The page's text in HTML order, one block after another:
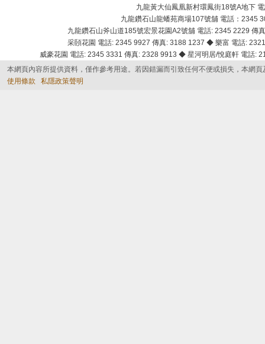
九龍黃大仙鳳凰新村環鳳街18號A地下
九龍鑽石山龍蟠苑商場107號舖 電話：2345
九龍鑽石山斧山道185號宏景花園A2號舖 電話: 2345 2229
采頣花園 電話: 2345 9927 傳真: 3188 1237 ◆ 樂富 電話:
威豪花園 電話: 2345 3331 傳真: 2328 9913 ◆ 星河明居/悅庭軒 電話
本網頁內容所提供資料，僅作參考用途。若因錯漏而引致任何不便或損失，本網
使用條款
私隱政策聲明